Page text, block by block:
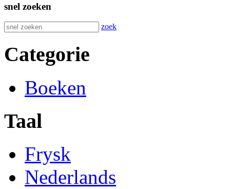
snel zoeken
zoek
Categorie
Boeken
Taal
Frysk
Nederlands